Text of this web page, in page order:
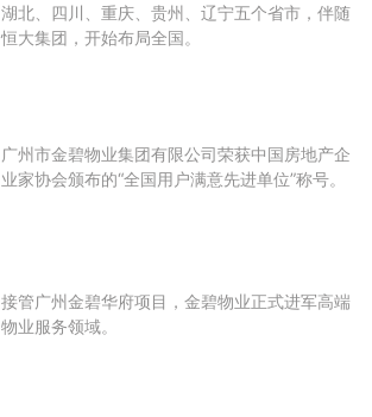
湖北、四川、重庆、贵州、辽宁五个省市，伴随
恒大集团，开始布局全国。
广州市金碧物业集团有限公司荣获中国房地产企
业家协会颁布的“全国用户满意先进单位”称号。
接管广州金碧华府项目，金碧物业正式进军高端
物业服务领域。